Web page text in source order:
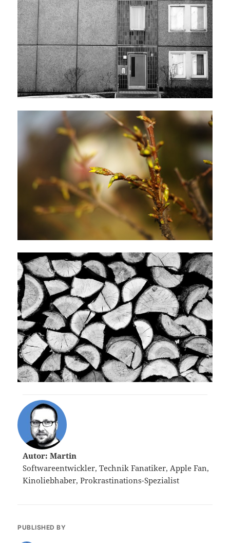
Autor: Martin
Softwareentwickler, Technik Fanatiker, Apple Fan,
Kinoliebhaber, Prokrastinations-Spezialist
PUBLISHED BY